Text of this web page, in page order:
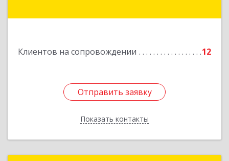
Клиентов на сопровождении 12
Отправить заявку
Показать контакты
Отправить заявку
Назад